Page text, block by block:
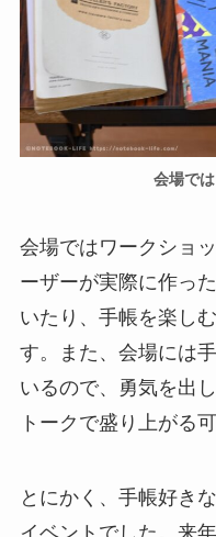
会場で
会場ではワークショ
ーザーが実際に作っ
いたり、手帳を楽し
す。また、会場には
いるので、勇気を出
トークで盛り上がる
とにかく、手帳好き